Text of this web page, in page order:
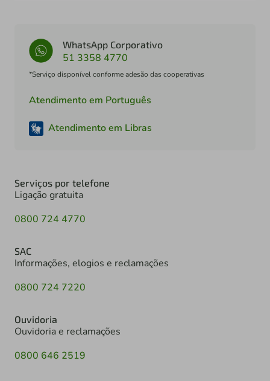
WhatsApp Corporativo
51 3358 4770
*Serviço disponível conforme adesão das cooperativas
Atendimento em Português
Atendimento em Libras
Serviços por telefone
Ligação gratuita
0800 724 4770
SAC
Informações, elogios e reclamações
0800 724 7220
Ouvidoria
Ouvidoria e reclamações
0800 646 2519